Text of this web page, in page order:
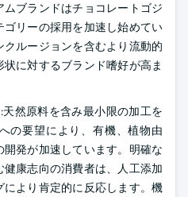
ブランドはチョコレートゴジ
リーの採用を加速し始めてい
ルージョンを含むより流動的
に対するブランド嗜好が高ま
然原料を含み最小限の加工を
の要望により、有機、植物由
発が加速しています。明確な
康志向の消費者は、人工添加
より肯定的に反応します。機